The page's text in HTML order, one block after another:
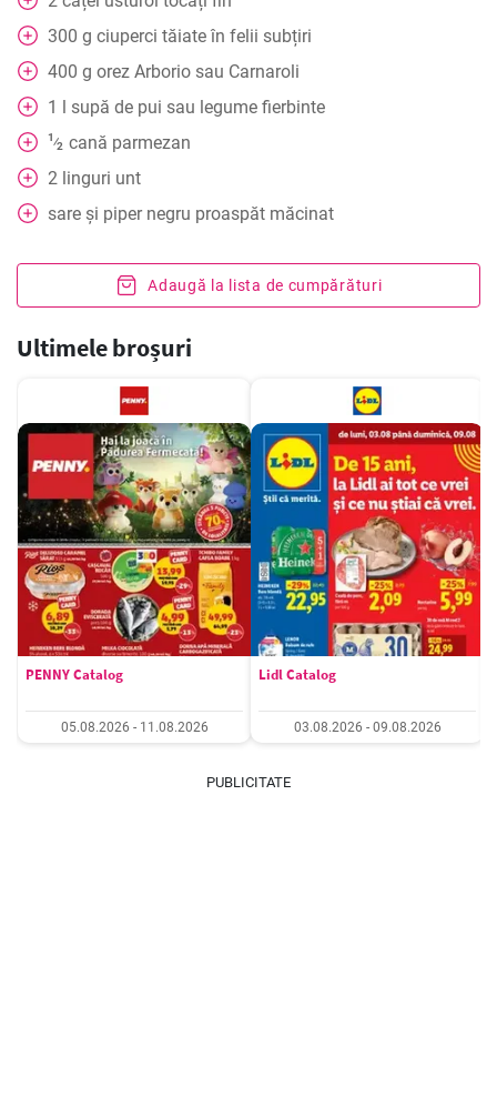
300 g ciuperci tăiate în felii subțiri
400 g orez Arborio sau Carnaroli
1 l supă de pui sau legume fierbinte
1⁄2 cană parmezan
2 linguri unt
sare și piper negru proaspăt măcinat
Adaugă la lista de cumpărături
Ultimele broșuri
PENNY Catalog
05.08.2026 - 11.08.2026
Lidl Catalog
03.08.2026 - 09.08.2026
PUBLICITATE